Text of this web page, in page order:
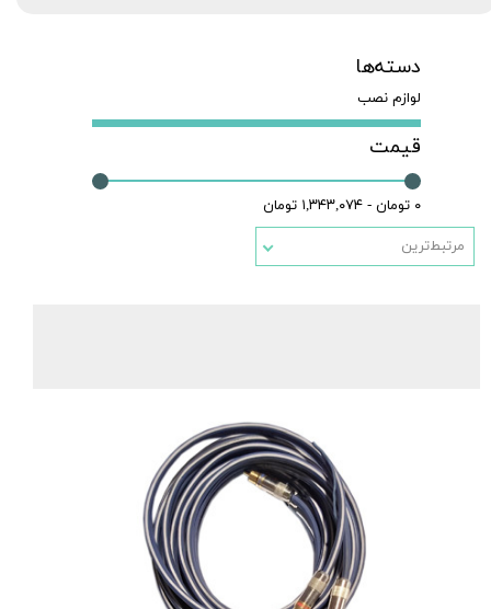
دسته‌ها
لوازم نصب
قیمت
۰ تومان - ۱,۳۴۳,۰۷۴ تومان
مرتبط‌ترین